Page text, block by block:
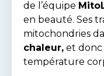
de l’équipe
en beauté. Ses
mitochondries
chaleur, et donc
température